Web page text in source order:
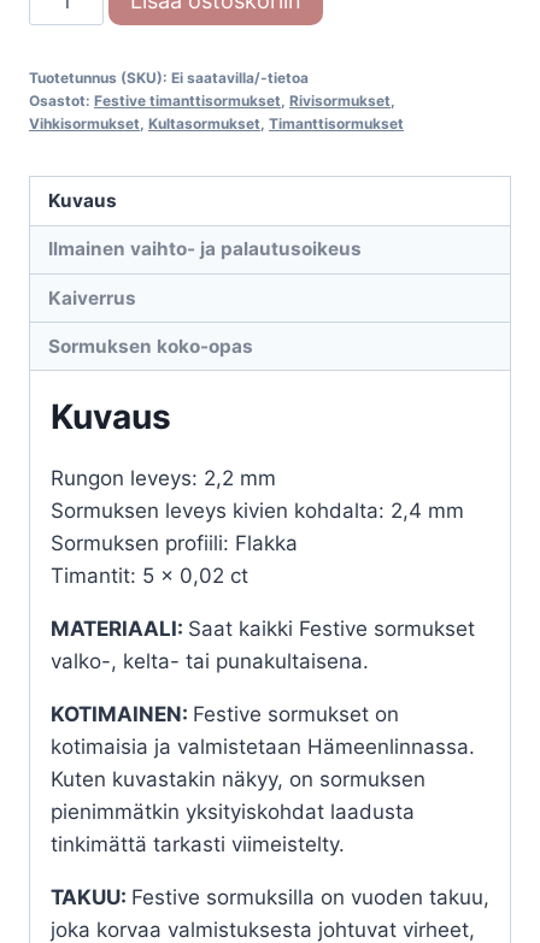
Felicia
010
timanttisormus
Tuotetunnus (SKU): Ei saatavilla/-tietoa
Osastot: Festive timanttisormukset, Rivisormukset,
Vihkisormukset, Kultasormukset, Timanttisormukset
Kuvaus
Ilmainen vaihto- ja palautusoikeus
Kaiverrus
Sormuksen koko-opas
Kuvaus
Rungon leveys: 2,2 mm
Sormuksen leveys kivien kohdalta: 2,4 mm
Sormuksen profiili: Flakka
Timantit: 5 x 0,02 ct
MATERIAALI: Saat kaikki Festive sormukset
valko-, kelta- tai punakultaisena.
KOTIMAINEN: Festive sormukset on
kotimaisia ja valmistetaan Hämeenlinnassa.
Kuten kuvastakin näkyy, on sormuksen
pienimmätkin yksityiskohdat laadusta
tinkimättä tarkasti viimeistelty.
TAKUU: Festive sormuksilla on vuoden takuu,
joka korvaa valmistuksesta johtuvat virheet,